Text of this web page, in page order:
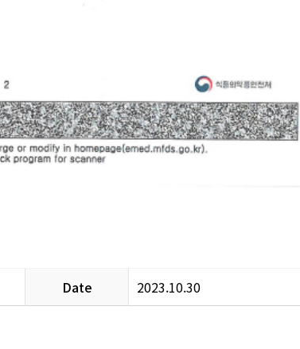
Date 2023.10.30